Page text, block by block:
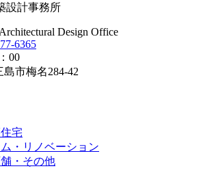
Design Office
6365
00
島市梅名284-42
宅
・リノベーション
・その他